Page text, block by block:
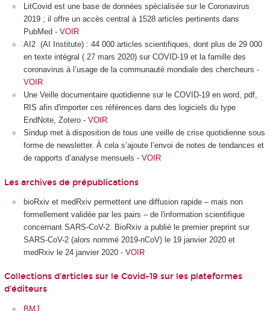
LitCovid est une base de données spécialisée sur le Coronavirus
2019 ; il offre un accès central à 1528 articles pertinents dans
PubMed - VOIR
AI2 (AI Institute) : 44 000 articles scientifiques, dont plus de 29 000
en texte intégral ( 27 mars 2020) sur COVID-19 et la famille des
coronavirus à l’usage de la communauté mondiale des chercheurs -
VOIR
Une Veille documentaire quotidienne sur le COVID-19 en word, pdf,
RIS afin d'importer ces références dans des logiciels du type
EndNote, Zotero - VOIR
Sindup met à disposition de tous une veille de crise quotidienne sous
forme de newsletter. À cela s’ajoute l’envoi de notes de tendances et
de rapports d’analyse mensuels - VOIR
Les archives de prépublications
bioRxiv et medRxiv permettent une diffusion rapide – mais non
formellement validée par les pairs – de l'information scientifique
concernant SARS-CoV-2. BioRxiv a publié le premier preprint sur
SARS-CoV-2 (alors nommé 2019-nCoV) le 19 janvier 2020 et
medRxiv le 24 janvier 2020 - VOIR
Collections d’articles sur le Covid-19 sur les plateformes
d’éditeurs
BMJ